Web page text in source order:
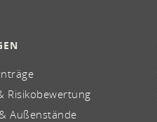
Risikobewertung
Außenstände